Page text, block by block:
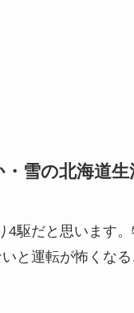
・雪の北海道生
4駆だと思います
と運転が怖くなる